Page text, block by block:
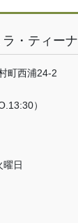
・ティーナ
西浦24-2
）
曜日